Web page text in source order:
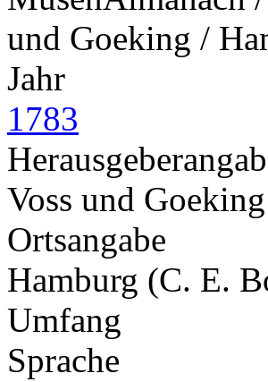
und Goeking /
Jahr
1783
Voss und Goeking
Ortsangabe
Hamburg (C. E.
Umfang
Sprache